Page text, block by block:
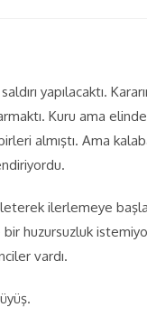
yapılacaktı.
Kuru ama
almıştı. Ama
ilerlemeye
huzursuzluk
vardı.